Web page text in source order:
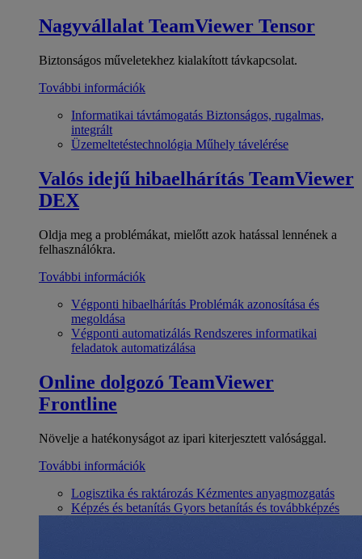
Nagyvállalat TeamViewer Tensor
Biztonságos műveletekhez kialakított távkapcsolat.
További információk
Informatikai távtámogatás Biztonságos, rugalmas,
integrált
Üzemeltetéstechnológia Műhely távelérése
Valós idejű hibaelhárítás TeamViewer
DEX
Oldja meg a problémákat, mielőtt azok hatással lennének a
felhasználókra.
További információk
Végponti hibaelhárítás Problémák azonosítása és
megoldása
Végponti automatizálás Rendszeres informatikai
feladatok automatizálása
Online dolgozó TeamViewer
Frontline
Növelje a hatékonyságot az ipari kiterjesztett valósággal.
További információk
Logisztika és raktározás Kézmentes anyagmozgatás
Képzés és betanítás Gyors betanítás és továbbképzés